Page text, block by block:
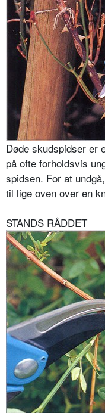
Døde skudspidser er
på ofte forholdsvis
spidsen. For at
til lige oven over en
STANDS RÅDDET